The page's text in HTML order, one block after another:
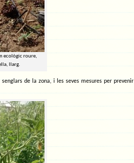
ecològic roure,
llarg.
de la zona, i les seves mesures per prevenir